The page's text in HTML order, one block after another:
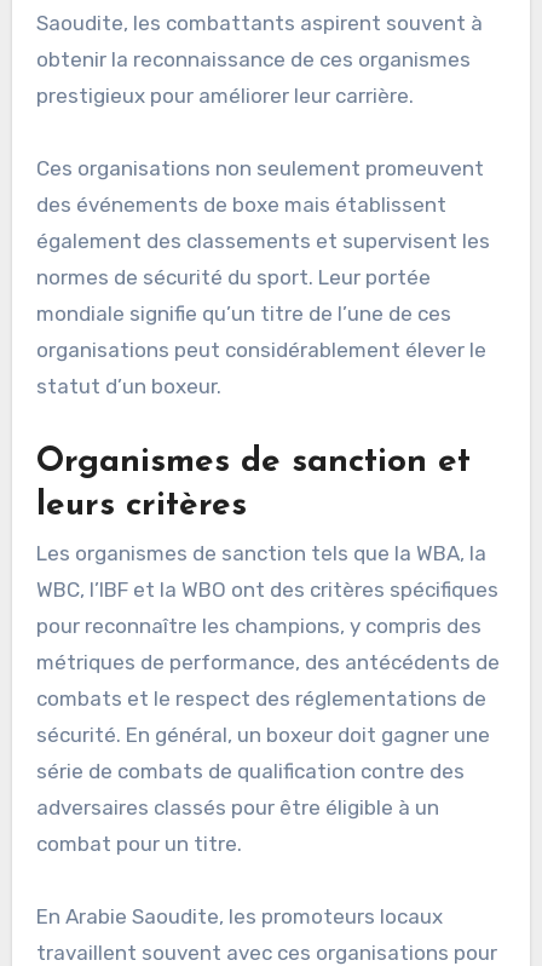
Saoudite, les combattants aspirent souvent à
obtenir la reconnaissance de ces organismes
prestigieux pour améliorer leur carrière.
Ces organisations non seulement promeuvent
des événements de boxe mais établissent
également des classements et supervisent les
normes de sécurité du sport. Leur portée
mondiale signifie qu’un titre de l’une de ces
organisations peut considérablement élever le
statut d’un boxeur.
Organismes de sanction et
leurs critères
Les organismes de sanction tels que la WBA, la
WBC, l’IBF et la WBO ont des critères spécifiques
pour reconnaître les champions, y compris des
métriques de performance, des antécédents de
combats et le respect des réglementations de
sécurité. En général, un boxeur doit gagner une
série de combats de qualification contre des
adversaires classés pour être éligible à un
combat pour un titre.
En Arabie Saoudite, les promoteurs locaux
travaillent souvent avec ces organisations pour